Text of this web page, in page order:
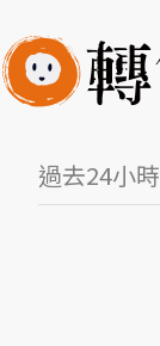
過去24小時